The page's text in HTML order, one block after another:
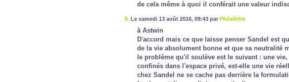
de cela même à quoi il conférait une valeur
8. Le samedi 13 août 2016, 09:43 par Philalèthe
à Astwin
D'accord mais ce que laisse penser Sandel est
de la vie absolument bonne et que sa neutralité
le problème qu'il soulève est le suivant : une
confinés dans l'espace privé, est-elle une vie
chez Sandel ne se cache pas derrière la